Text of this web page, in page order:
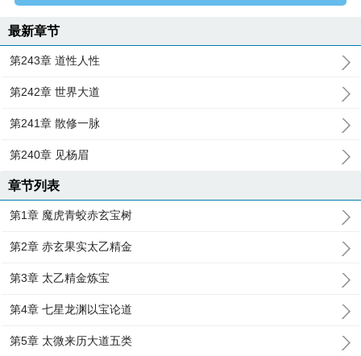
最新章节
第243章 道性人性
第242章 世界大道
第241章 散修一脉
第240章 见杨眉
章节列表
第1章 魔虎青蛟赤玄宝树
第2章 赤玄果实太乙精金
第3章 太乙精金炼宝
第4章 七星龙渊以宝论道
第5章 太微来历大道五类